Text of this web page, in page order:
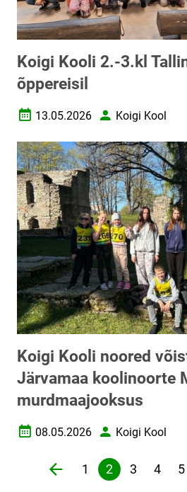
Koigi Kooli 2.-3.kl
õppereisil
Loomise kuupäev
13.05.2026 AutorKoigi Kool
Koigi Kooli noored
Järvamaa koolinoorte
murdmaajooksus
Loomise kuupäev
08.05.2026 AutorKoigi Kool
Lehekülgjaotus
Eelmine lehekülg
Veebileht
1
Praegune
2 Veebileht
3 4 5